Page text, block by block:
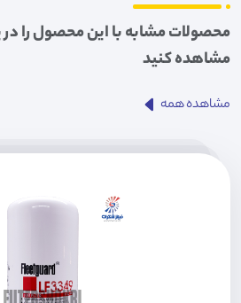
محصولات مشابه با این محصول را در
مشاهده کنید
مشاهده همه